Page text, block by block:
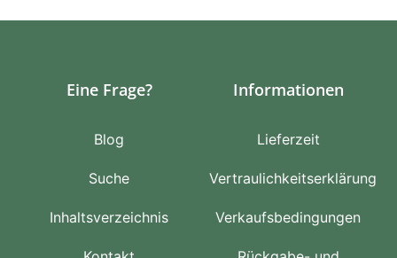
Eine Frage?
Blog
Suche
Inhaltsverzeichnis
Informationen
Lieferzeit
Vertraulichkeitserklärung
Verkaufsbedingungen